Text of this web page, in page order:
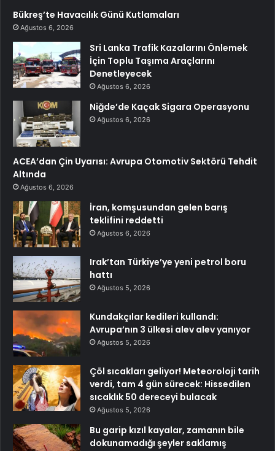
Bükreş’te Havacılık Günü Kutlamaları
Ağustos 6, 2026
Sri Lanka Trafik Kazalarını Önlemek
İçin Toplu Taşıma Araçlarını
Denetleyecek
Ağustos 6, 2026
Niğde’de Kaçak Sigara Operasyonu
Ağustos 6, 2026
ACEA’dan Çin Uyarısı: Avrupa Otomotiv Sektörü Tehdit
Altında
Ağustos 6, 2026
İran, komşusundan gelen barış
teklifini reddetti
Ağustos 6, 2026
Irak’tan Türkiye’ye yeni petrol boru
hattı
Ağustos 5, 2026
Kundakçılar kedileri kullandı:
Avrupa’nın 3 ülkesi alev alev yanıyor
Ağustos 5, 2026
Çöl sıcakları geliyor! Meteoroloji tarih
verdi, tam 4 gün sürecek: Hissedilen
sıcaklık 50 dereceyi bulacak
Ağustos 5, 2026
Bu garip kızıl kayalar, zamanın bile
dokunamadığı şeyler saklamış